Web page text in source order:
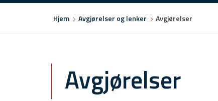
Hjem Avgjørelser og lenker Avgjørelser
Avgjørelser